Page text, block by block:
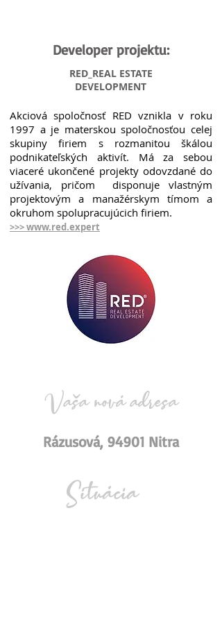
Developer projektu:
RED_REAL ESTATE
DEVELOPMENT
Akciová spoločnosť RED vznikla v roku
1997 a je materskou spoločnosťou celej
skupiny firiem s rozmanitou škálou
podnikateľských aktivít. Má za sebou
viaceré ukončené projekty odovzdané do
užívania, pričom disponuje vlastným
projektovým a manažérskym tímom a
okruhom spolupracujúcich firiem.
>>> www.red.expert
Vaša nová adresa
Rázusová, 94901 Nitra
Situácia